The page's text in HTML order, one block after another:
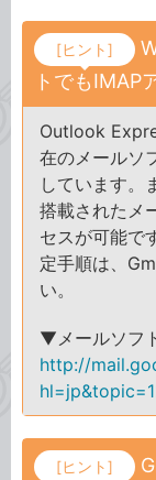
[ヒント]
トでもIMAP
Outlook
在のメールソ
しています。
搭載されたメ
セスが可能で
定手順は、
い。
▼メールソフ
http://
[ヒント]